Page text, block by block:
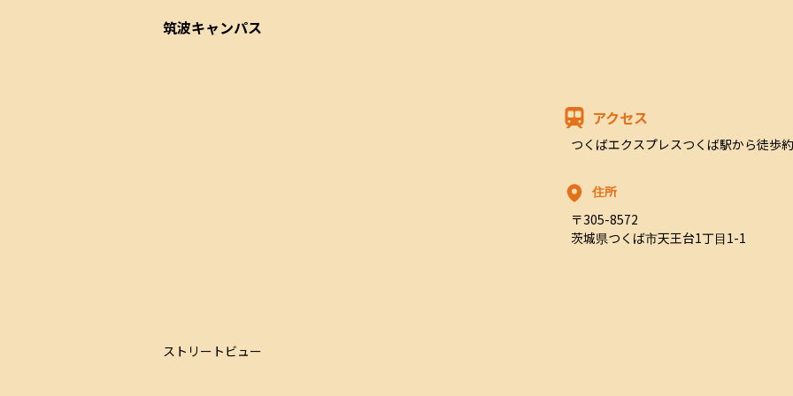
筑波キャンパス
アクセス
つくばエクスプレスつくば駅から徒歩
住所
〒305-8572
茨城県つくば市天王台1丁目1-1
ストリートビュー